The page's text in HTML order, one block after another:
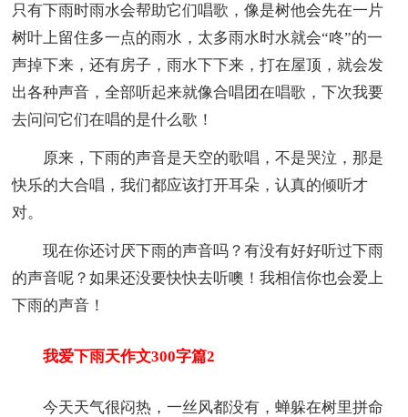
只有下雨时雨水会帮助它们唱歌，像是树他会先在一片
树叶上留住多一点的雨水，太多雨水时水就会“咚”的一
声掉下来，还有房子，雨水下下来，打在屋顶，就会发
出各种声音，全部听起来就像合唱团在唱歌，下次我要
去问问它们在唱的是什么歌！
原来，下雨的声音是天空的歌唱，不是哭泣，那是
快乐的大合唱，我们都应该打开耳朵，认真的倾听才
对。
现在你还讨厌下雨的声音吗？有没有好好听过下雨
的声音呢？如果还没要快快去听噢！我相信你也会爱上
下雨的声音！
我爱下雨天作文300字篇2
今天天气很闷热，一丝风都没有，蝉躲在树里拼命